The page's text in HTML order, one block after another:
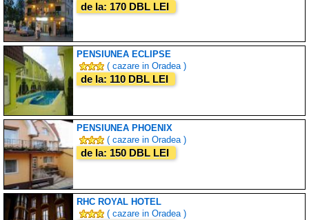
de la: 170 DBL LEI
PENSIUNEA ECLIPSE
( cazare in Oradea )
de la: 110 DBL LEI
PENSIUNEA PHOENIX
( cazare in Oradea )
de la: 150 DBL LEI
RHC ROYAL HOTEL
( cazare in Oradea )